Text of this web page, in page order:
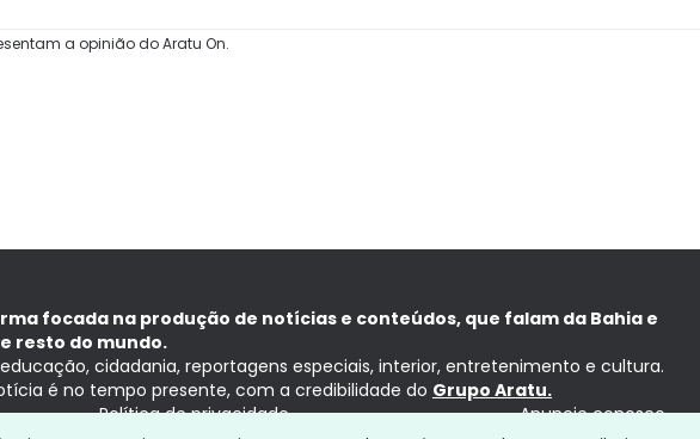
a opinião do Aratu On.
focada na produção de notícias e conteúdos, que falam da Bahia e
resto do mundo.
cidadania, reportagens especiais, interior, entretenimento e cultura.
é no tempo presente, com a credibilidade do Grupo Aratu.
Política de privacidade Anuncie conosco